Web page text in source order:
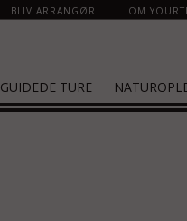
BLIV ARRANGØR OM
GUIDEDE TURE